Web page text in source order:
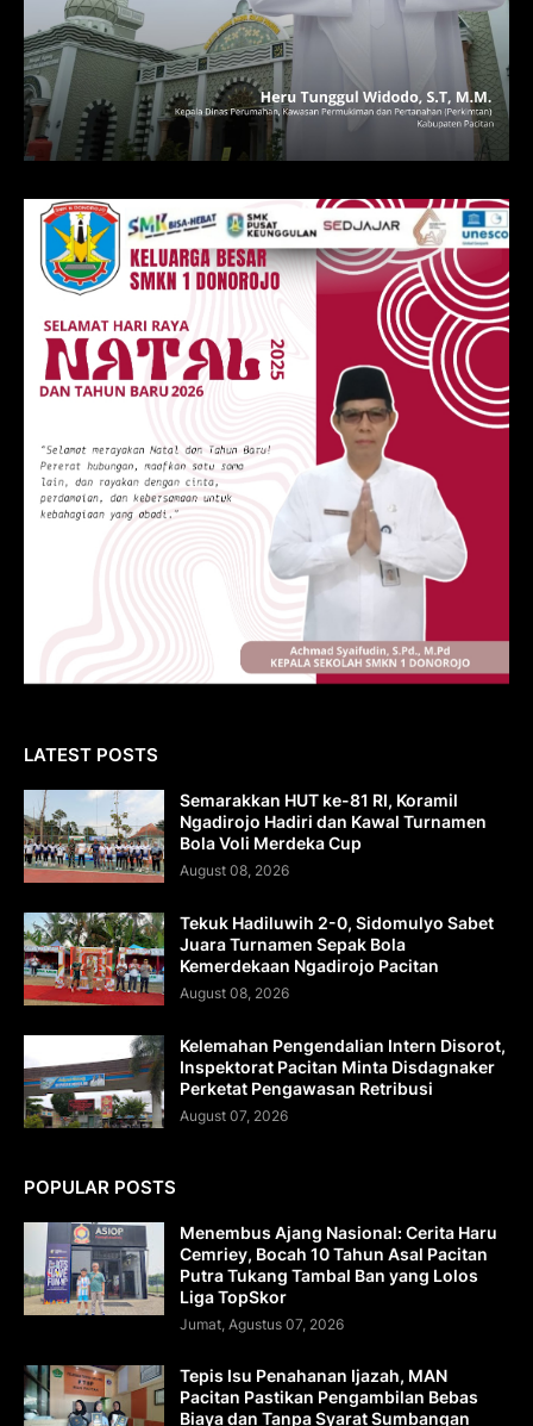
LATEST POSTS
Semarakkan HUT ke-81 RI, Koramil
Ngadirojo Hadiri dan Kawal Turnamen
Bola Voli Merdeka Cup
August 08, 2026
Tekuk Hadiluwih 2-0, Sidomulyo Sabet
Juara Turnamen Sepak Bola
Kemerdekaan Ngadirojo Pacitan
August 08, 2026
Kelemahan Pengendalian Intern Disorot,
Inspektorat Pacitan Minta Disdagnaker
Perketat Pengawasan Retribusi
August 07, 2026
POPULAR POSTS
Menembus Ajang Nasional: Cerita Haru
Cemriey, Bocah 10 Tahun Asal Pacitan
Putra Tukang Tambal Ban yang Lolos
Liga TopSkor
Jumat, Agustus 07, 2026
Tepis Isu Penahanan Ijazah, MAN
Pacitan Pastikan Pengambilan Bebas
Biaya dan Tanpa Syarat Sumbangan